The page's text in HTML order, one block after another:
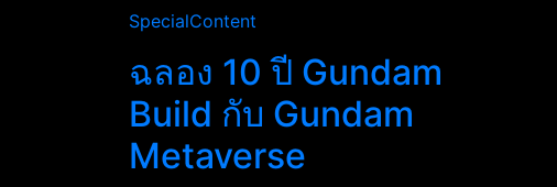
SpecialContent
ฉลอง 10 ปี Gundam
Build กับ Gundam
Metaverse